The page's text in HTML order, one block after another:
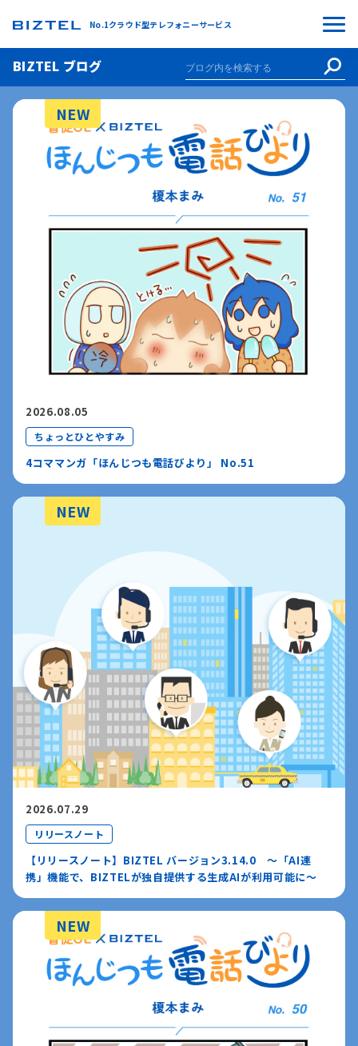
No.1クラウド型テレフォニーサービス
BIZTEL ブログ
NEW
2026.08.05
ちょっとひとやすみ
4コママンガ「ほんじつも電話びより」 No.51
NEW
2026.07.29
リリースノート
【リリースノート】BIZTEL バージョン3.14.0 〜「AI連
携」機能で、BIZTELが独自提供する生成AIが利用可能に〜
NEW